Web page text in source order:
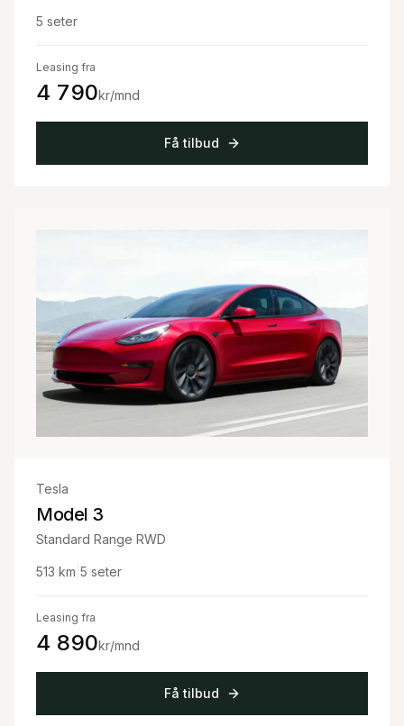
5 seter
Leasing fra
4 790kr/mnd
Få tilbud
Tesla
Model 3
Standard Range RWD
513 km 5 seter
Leasing fra
4 890kr/mnd
Få tilbud